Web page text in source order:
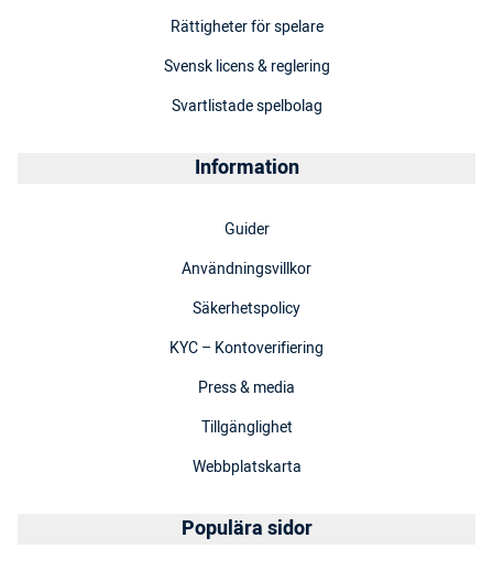
Rättigheter för spelare
Svensk licens & reglering
Svartlistade spelbolag
Information
Guider
Användningsvillkor
Säkerhetspolicy
KYC – Kontoverifiering
Press & media
Tillgänglighet
Webbplatskarta
Populära sidor